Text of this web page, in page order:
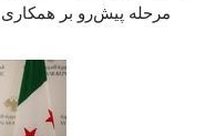
مرحله پیش‌رو بر همکاری